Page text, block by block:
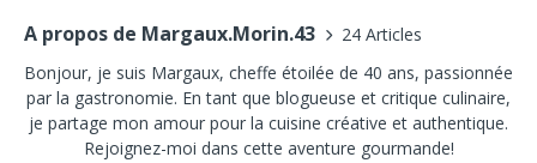
A propos de Margaux.Morin.43
24 Articles
Bonjour, je suis Margaux, cheffe étoilée de 40 ans, passionnée
par la gastronomie. En tant que blogueuse et critique culinaire,
je partage mon amour pour la cuisine créative et authentique.
Rejoignez-moi dans cette aventure gourmande!